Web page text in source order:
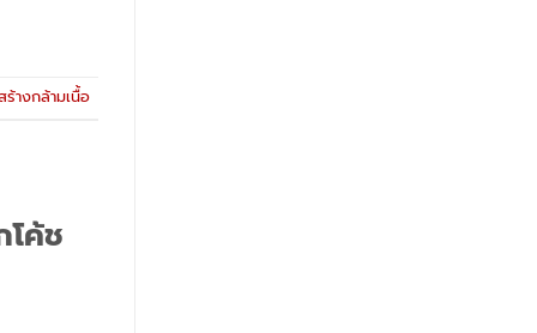
ร้างกล้ามเนื้อ
ค้ช